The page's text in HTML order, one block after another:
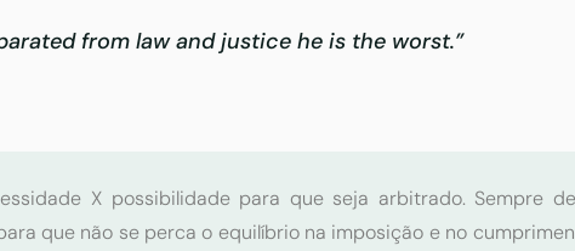
from law and justice he is the worst.”
X possibilidade para que seja arbitrado. Sempre
que não se perca o equilíbrio na imposição e no